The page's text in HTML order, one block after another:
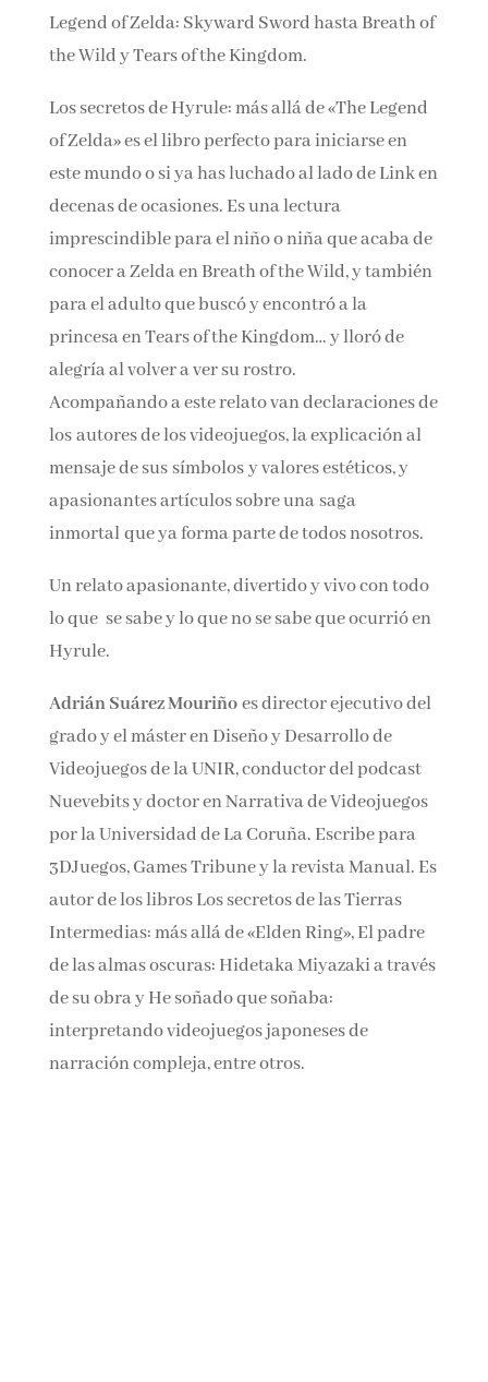
y brujería que cubre todos los sucesos desde
The Legend of Zelda: Skyward Sword hasta
Los secretos de Hyrule: más allá de «The
Legend of Zelda» es el libro perfecto para
iniciarse en este mundo o si ya has luchado al
lado de Link en decenas de ocasiones. Es una
lectura imprescindible para el niño o niña que
acaba de conocer a Zelda en Breath of the Wild,
y también para el adulto que buscó y encontró
a la princesa en Tears of the Kingdom… y lloró
de alegría al volver a ver su rostro.
Acompañando a este relato van declaraciones
de los autores de los videojuegos, la explicación
al mensaje de sus símbolos y valores estéticos,
y apasionantes artículos sobre una saga
Un relato apasionante, divertido y vivo con
todo lo que se sabe y lo que no se sabe que
Adrián Suárez Mouriñoes director ejecutivo
del grado y el máster en Diseño y Desarrollo de
Videojuegos de la UNIR, conductor del podcast
Nuevebits y doctor en Narrativa de
Videojuegos por la Universidad de La Coruña.
Escribe para 3DJuegos, Games Tribune y la
revista Manual. Es autor de los libros Los
secretos de las Tierras Intermedias: más allá de
«Elden Ring», El padre de las almas oscuras:
Hidetaka Miyazaki a través de su obra y He
soñado que soñaba: interpretando videojuegos